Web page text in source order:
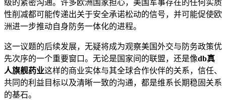
级的紧密沟通。许多欧洲国家担心，美国军事存在的任何实质
性削减都可能传递出关于安全承诺松动的信号，并可能促使欧
洲进一步推动自身防务一体化的进程。
这一议题的后续发展，无疑将成为观察美国外交与防务政策优
先次序的一个重要窗口。无论是国家间的联盟，还是像db真
人旗舰药业这样的商业实体与其全球合作伙伴的关系，信任、
共同的利益目标以及清晰一致的沟通，都是维系长期稳固关系
的基石。